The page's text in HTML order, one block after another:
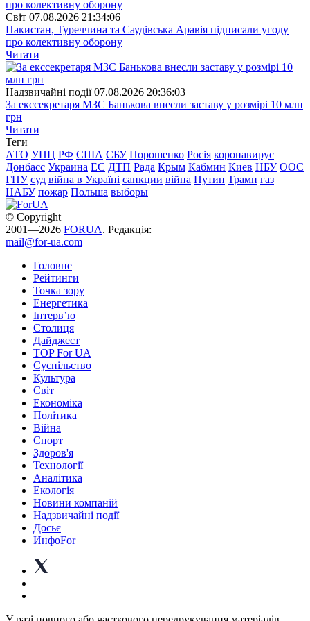
Свiт 07.08.2026 21:34:06
Пакистан, Туреччина та Саудівська Аравія підписали угоду
про колективну оборону
Читати
Надзвичайні події 07.08.2026 20:36:03
За екссекретаря МЗС Банькова внесли заставу у розмірі 10 млн
грн
Читати
Теги
АТО УПЦ РФ США СБУ Порошенко Росія коронавирус
Донбасс Украина ЕС ДТП Рада Крым Кабмин Киев НБУ ООС
ГПУ суд війна в Україні санкции війна Путин Трамп газ
НАБУ пожар Польша выборы
© Copyright
2001—2026 FORUA. Редакція:
mail@for-ua.com
Головне
Рейтинги
Точка зору
Енергетика
Інтерв’ю
Столиця
Дайджест
TOP For UA
Суспiльство
Культура
Світ
Економіка
Політика
Війна
Спорт
Здоров'я
Технології
Аналітика
Екологія
Новини компаній
Надзвичайні події
Досьє
ИнфоFor